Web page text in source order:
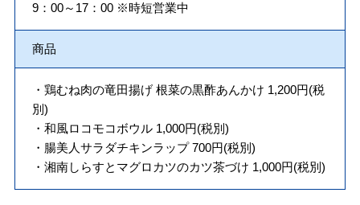
9：00～17：00 ※時短営業中
商品
・鶏むね肉の竜田揚げ 根菜の黒酢あんかけ 1,200円(税
別)
・和風ロコモコボウル 1,000円(税別)
・腸美人サラダチキンラップ 700円(税別)
・湘南しらすとマグロカツのカツ茶づけ 1,000円(税別)